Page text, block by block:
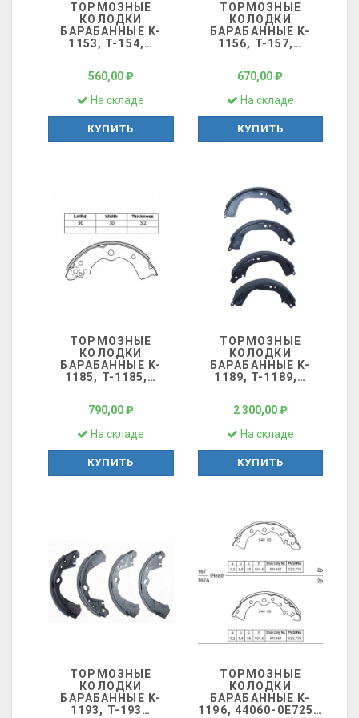
ТОРМОЗНЫЕ
КОЛОДКИ
БАРАБАННЫЕ K-
1153, T-154,…
560,00 ₽
На складе
КУПИТЬ
ТОРМОЗНЫЕ
КОЛОДКИ
БАРАБАННЫЕ K-
1156, T-157,…
670,00 ₽
На складе
КУПИТЬ
ТОРМОЗНЫЕ
КОЛОДКИ
БАРАБАННЫЕ K-
1185, T-1185,…
790,00 ₽
На складе
КУПИТЬ
ТОРМОЗНЫЕ
КОЛОДКИ
БАРАБАННЫЕ K-
1189, T-1189,…
2 300,00 ₽
На складе
КУПИТЬ
ТОРМОЗНЫЕ
КОЛОДКИ
БАРАБАННЫЕ K-
1193, T-193…
ТОРМОЗНЫЕ
КОЛОДКИ
БАРАБАННЫЕ K-
1196, 44060-0E725…